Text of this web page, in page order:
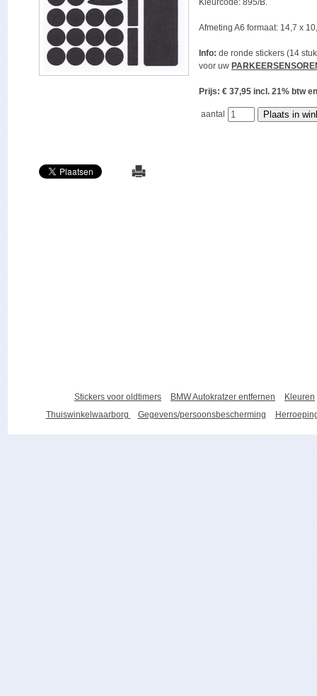
Kleurcode: 895/B.
Afmeting A6 formaat: 14,7 x
Info: de ronde stickers (14
voor uw
Prijs: € 37,95 incl. 21% btw
aantal
Stickers voor oldtimers BMW Autokratzer entfernen
Kleuren
Thuiswinkelwaarborg
Gegevens/persoonsbescherming